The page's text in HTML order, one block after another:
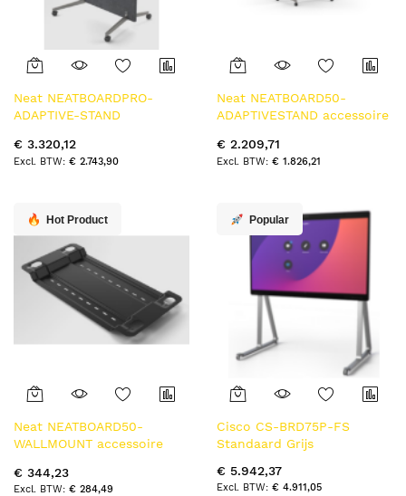
Neat NEATBOARDPRO-
ADAPTIVE-STAND
whiteboards Standaard
Grijs
€ 3.320,12
€ 2.743,90
Neat NEATBOARD50-
ADAPTIVESTAND accessoire
Support Grijs
€ 2.209,71
€ 1.826,21
Hot Product
Neat NEATBOARD50-
WALLMOUNT accessoire
Support Zwart
€ 344,23
€ 284,49
Popular
Cisco CS-BRD75P-FS
Standaard Grijs
€ 5.942,37
€ 4.911,05